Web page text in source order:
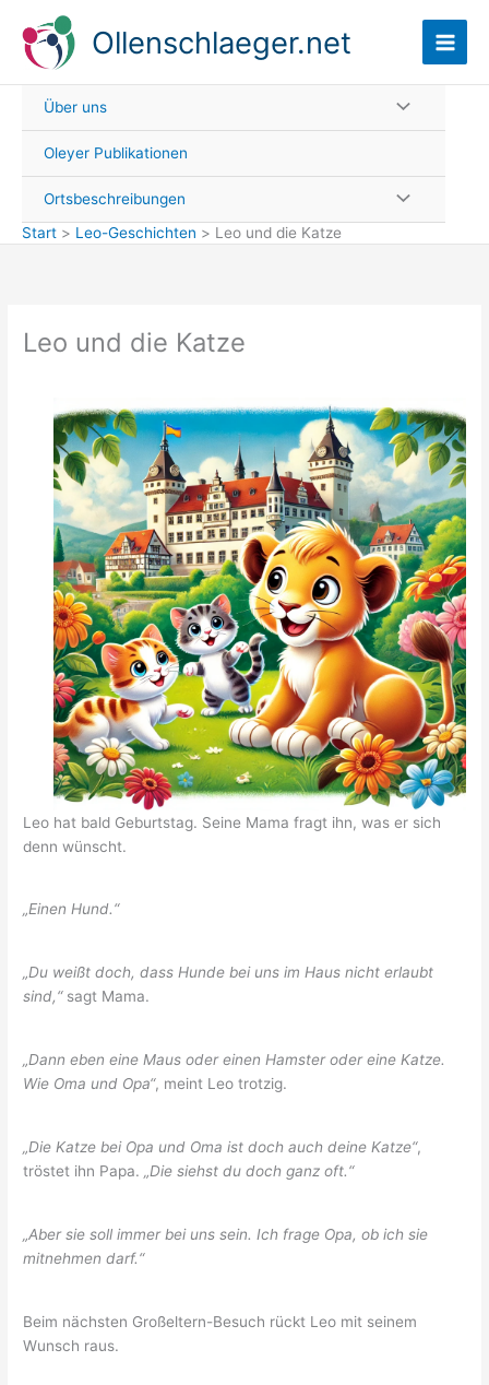
Inhalt
springen
Ollenschlaeger.net
Über uns
Oleyer Publikationen
Ortsbeschreibungen
Start
Leo-Geschichten Leo und die Katze
Leo und die Katze
Leo hat bald Geburtstag. Seine Mama fragt ihn, was er sich
denn wünscht.
„Einen Hund.“
„Du weißt doch, dass Hunde bei uns im Haus nicht erlaubt
sind,“sagt Mama.
„Dann eben eine Maus oder einen Hamster oder eine Katze.
Wie Oma und Opa“, meint Leo trotzig.
„Die Katze bei Opa und Oma ist doch auch deine Katze“,
tröstet ihn Papa. „Die siehst du doch ganz oft.“
„Aber sie soll immer bei uns sein. Ich frage Opa, ob ich sie
mitnehmen darf.“
Beim nächsten Großeltern-Besuch rückt Leo mit seinem
Wunsch raus.